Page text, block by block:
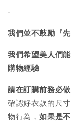
-
我們並不鼓勵『
我們希望美人們
購物經驗
請在訂購前務必
確認好衣款的尺
物行為，如果是